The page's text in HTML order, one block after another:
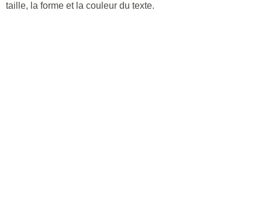
taille, la forme et la couleur du texte.